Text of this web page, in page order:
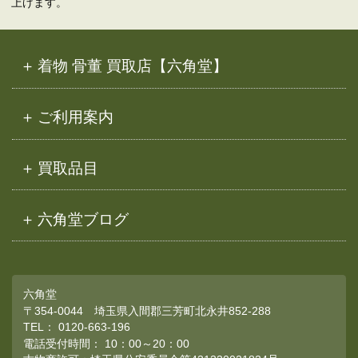
着物 骨董 買取店【六角堂】
ご利用案内
買取品目
六角堂ブログ
六角堂
〒354-0044 埼玉県入間郡三芳町北永井852-288
TEL： 0120-663-196
電話受付時間： 10：00～20：00